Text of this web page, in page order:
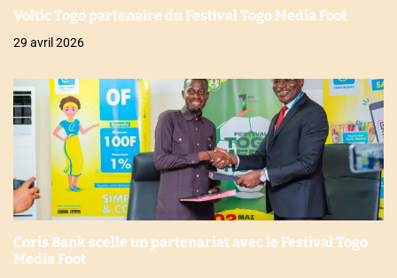
Voltic Togo partenaire du Festival Togo Media Foot
29 avril 2026
Coris Bank scelle un partenariat avec le Festival Togo
Media Foot